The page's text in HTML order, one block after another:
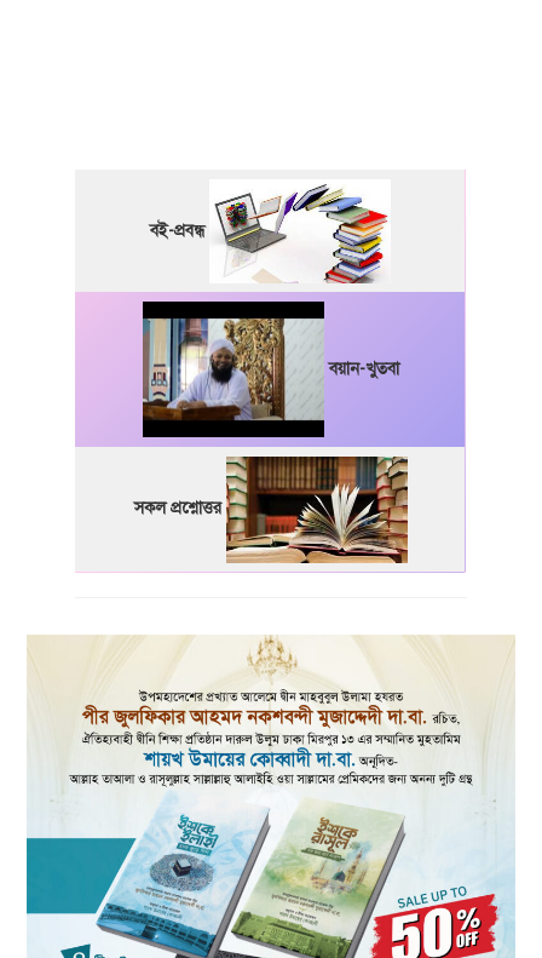
বই-প্রবন্ধ
বয়ান-খুতবা
সকল প্রশ্নোত্তর